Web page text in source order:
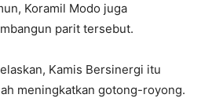
Koramil Modo juga
parit tersebut.
Kamis Bersinergi itu
meningkatkan gotong-royong.